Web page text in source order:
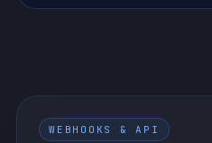
WEBHOOKS & API